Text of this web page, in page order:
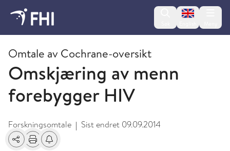
Change
2009 og eldre publikasjoner fra FHI
Omtale av Cochrane-oversikt
Omskjæring av menn
forebygger HIV
Forskningsomtale | Sist endret 09.09.2014
Del Skriv utFå varsel om endringer